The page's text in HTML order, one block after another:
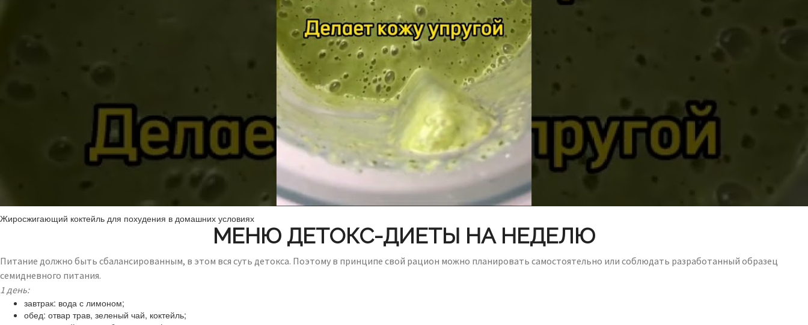
Жиросжигающий коктейль для похудения в домашних условиях
МЕНЮ ДЕТОКС-ДИЕТЫ НА НЕДЕЛЮ
Питание должно быть сбалансированным, в этом вся суть детокса. Поэтому в принципе свой рацион можно планировать самостоятельно или соблюдать разработанный образец
семидневного питания.
1 день:
завтрак: вода с лимоном;
обед: отвар трав, зеленый чай, коктейль;